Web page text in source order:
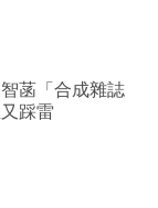
菡「合成雜誌
踩雷